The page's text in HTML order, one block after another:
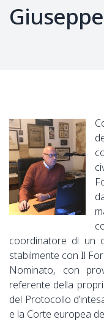
Giuseppe
coordinatore di un
stabilmente con Il
Nominato, con
referente della
del Protocollo
e la Corte europea